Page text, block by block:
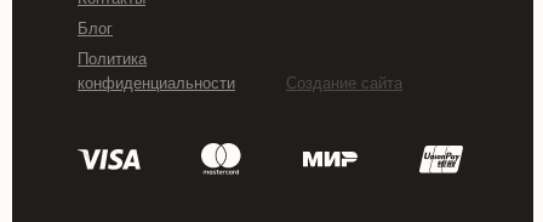
Блог
Политика
конфиденциальности
Создание сайта